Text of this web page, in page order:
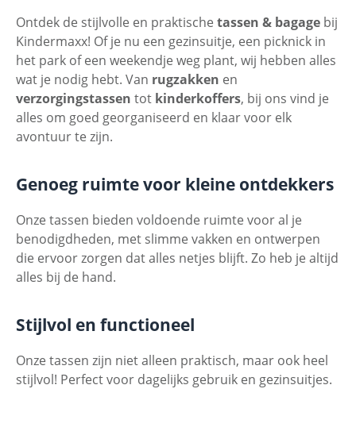
Ontdek de stijlvolle en praktische tassen & bagage bij
Kindermaxx! Of je nu een gezinsuitje, een picknick in
het park of een weekendje weg plant, wij hebben alles
wat je nodig hebt. Van rugzakken en
verzorgingstassen tot kinderkoffers, bij ons vind je
alles om goed georganiseerd en klaar voor elk
avontuur te zijn.
Genoeg ruimte voor kleine ontdekkers
Onze tassen bieden voldoende ruimte voor al je
benodigdheden, met slimme vakken en ontwerpen
die ervoor zorgen dat alles netjes blijft. Zo heb je altijd
alles bij de hand.
Stijlvol en functioneel
Onze tassen zijn niet alleen praktisch, maar ook heel
stijlvol! Perfect voor dagelijks gebruik en gezinsuitjes.